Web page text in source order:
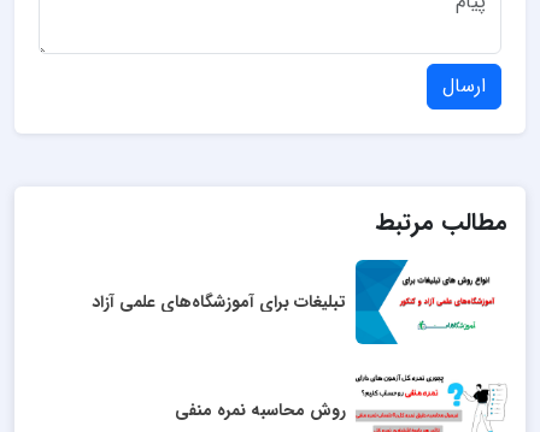
ارسال
مطالب مرتبط
تبلیغات برای آموزشگاه‌های علمی آزاد
روش محاسبه نمره منفی